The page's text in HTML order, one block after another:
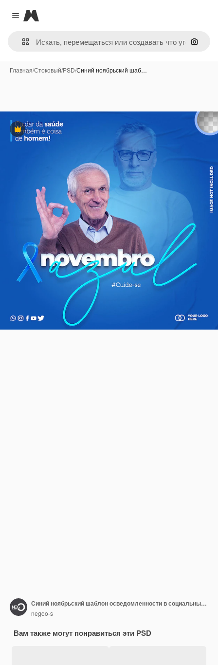
Close menu
Magnific
Поиск
Главная/Стоковый/PSD/Синий ноябрьский шаб…
Премиум
Синий ноябрьский шаблон осведомленности в социальных сетях
negoo-s
Вам также могут понравиться эти PSD